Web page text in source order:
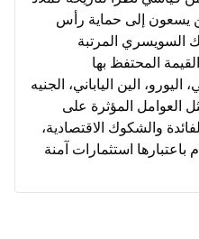
يسعون إلى حماية رأس
السويسري المرتبة
المحتفظ بها
الين الياباني، الجنيه
العوامل المؤثرة على
والشكوك الاقتصادية،
باعتبارها استثمارات آمنة